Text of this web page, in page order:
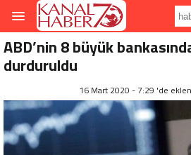
ABD’nin 8 büyük
durduruldu
16 Mart 2020 - 7:29 'de